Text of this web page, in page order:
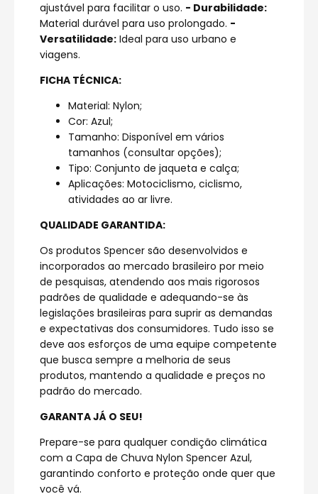
ajustável para facilitar o uso. - Durabilidade:
Material durável para uso prolongado. -
Versatilidade: Ideal para uso urbano e
viagens.
FICHA TÉCNICA:
Material: Nylon;
Cor: Azul;
Tamanho: Disponível em vários
tamanhos (consultar opções);
Tipo: Conjunto de jaqueta e calça;
Aplicações: Motociclismo, ciclismo,
atividades ao ar livre.
QUALIDADE GARANTIDA:
Os produtos Spencer são desenvolvidos e
incorporados ao mercado brasileiro por meio
de pesquisas, atendendo aos mais rigorosos
padrões de qualidade e adequando-se às
legislações brasileiras para suprir as demandas
e expectativas dos consumidores. Tudo isso se
deve aos esforços de uma equipe competente
que busca sempre a melhoria de seus
produtos, mantendo a qualidade e preços no
padrão do mercado.
GARANTA JÁ O SEU!
Prepare-se para qualquer condição climática
com a Capa de Chuva Nylon Spencer Azul,
garantindo conforto e proteção onde quer que
você vá.